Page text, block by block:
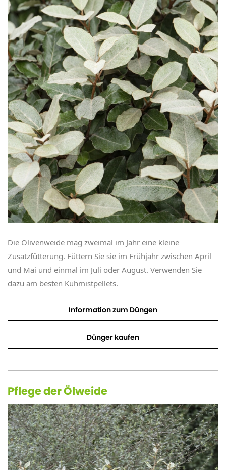
Die Olivenweide mag zweimal im Jahr eine kleine
Zusatzfütterung. Füttern Sie sie im Frühjahr zwischen April
und Mai und einmal im Juli oder August. Verwenden Sie
dazu am besten Kuhmistpellets.
Information zum Düngen
Dünger kaufen
Pflege der Ölweide